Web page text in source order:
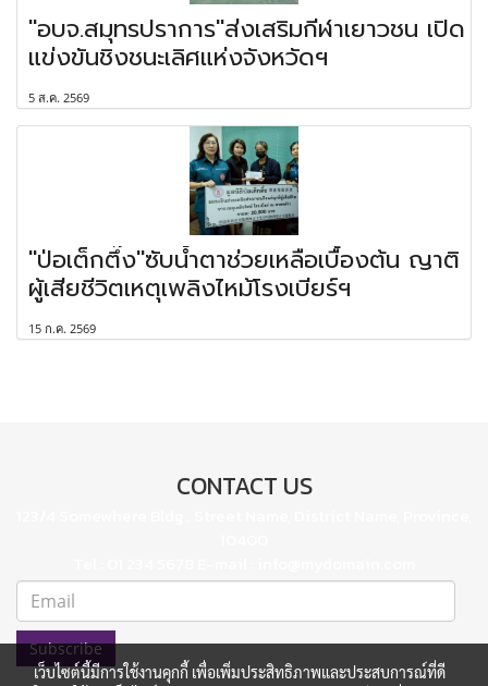
"อบจ.สมุทรปราการ"ส่งเสริมกีฬาเยาวชน เปิด
แข่งขันชิงชนะเลิศแห่งจังหวัดฯ
5 ส.ค. 2569
"ป่อเต็กตึ๊ง"ซับน้ำตาช่วยเหลือเบื้องต้น ญาติ
ผู้เสียชีวิตเหตุเพลิงไหม้โรงเบียร์ฯ
15 ก.ค. 2569
CONTACT US
Subscribe
เว็บไซต์นี้มีการใช้งานคุกกี้ เพื่อเพิ่มประสิทธิภาพและประสบการณ์ที่ดี